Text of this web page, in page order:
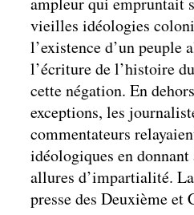
vieilles idéologies
l’existence d’un peuple
l’écriture de l’histoire
cette négation. En
exceptions, les
commentateurs
idéologiques en donnant
allures d’impartialité.
presse des Deuxième et